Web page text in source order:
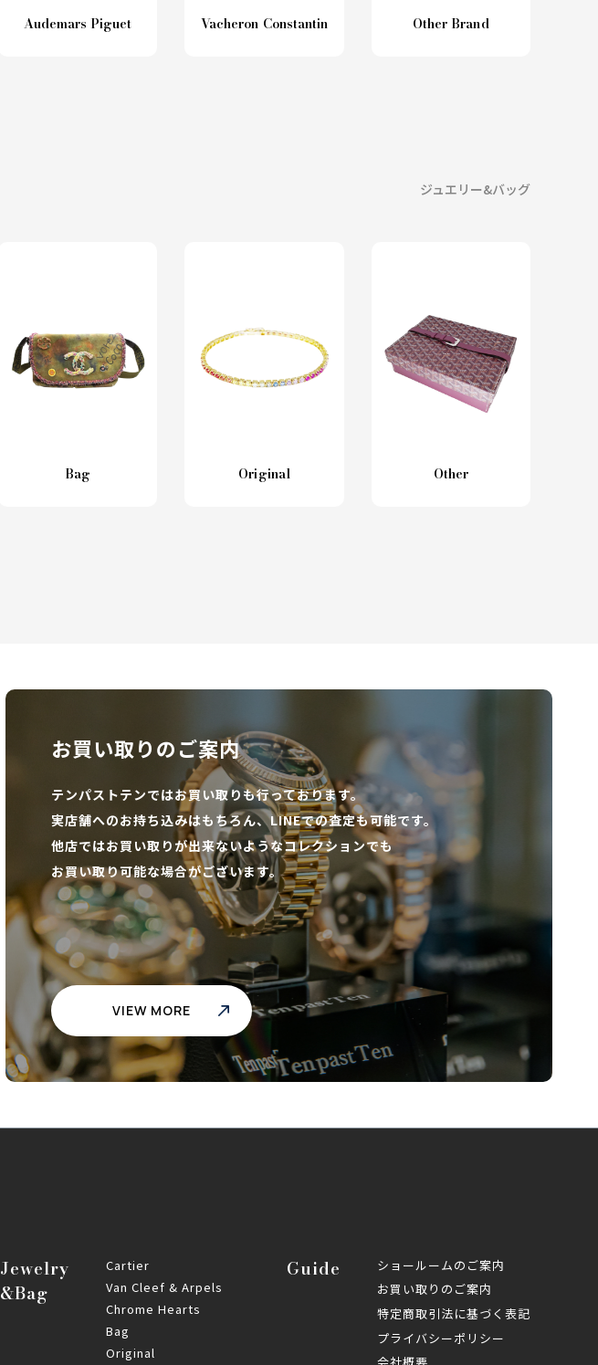
Audemars Piguet Vacheron Constantin Other Brand
ジュエリー&バッグ
Bag Original Other
お買い取りのご案内
テンパストテンではお買い取りも行っております。
実店舗へのお持ち込みはもちろん、LINEでの査定も可能です。
他店ではお買い取りが出来ないようなコレクションでも
お買い取り可能な場合がございます。
VIEW MORE
Jewelry
&Bag
Cartier
Van Cleef & Arpels
Chrome Hearts
Bag
Original
Guide
ショールームのご案内
お買い取りのご案内
特定商取引法に基づく表記
プライバシーポリシー